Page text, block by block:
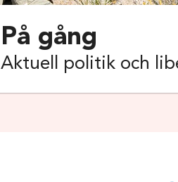
På gång
Aktuell politik och